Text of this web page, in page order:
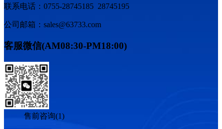
联系电话：0755-28745185 28745195
公司邮箱：sales@63733.com
客服微信(AM08:30-PM18:00)
售前咨询(1)